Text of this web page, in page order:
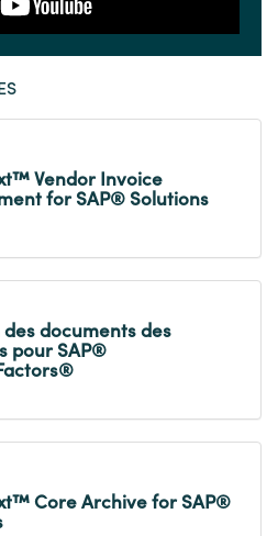
Vendor Invoice
for SAP® Solutions
des documents des
pour SAP®
Core Archive for SAP®